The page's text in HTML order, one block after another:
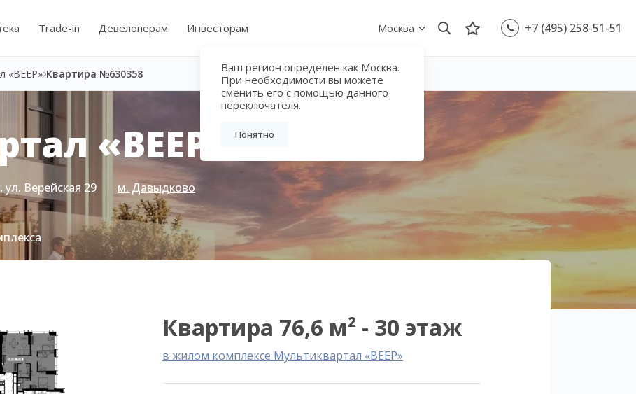
Trade-in Девелоперам Инвесторам Москва
Ваш регион определен как Москва.
При необходимости вы можете
сменить его с помощью данного
переключателя.
Понятно
+7 (495) 258-51-51
«ВЕЕР» Квартира №630358
«ВЕЕР»
ул. Верейская 29 м. Давыдково
Квартира 76,6 м² - 30 этаж
в жилом комплексе Мультиквартал «ВЕЕР»